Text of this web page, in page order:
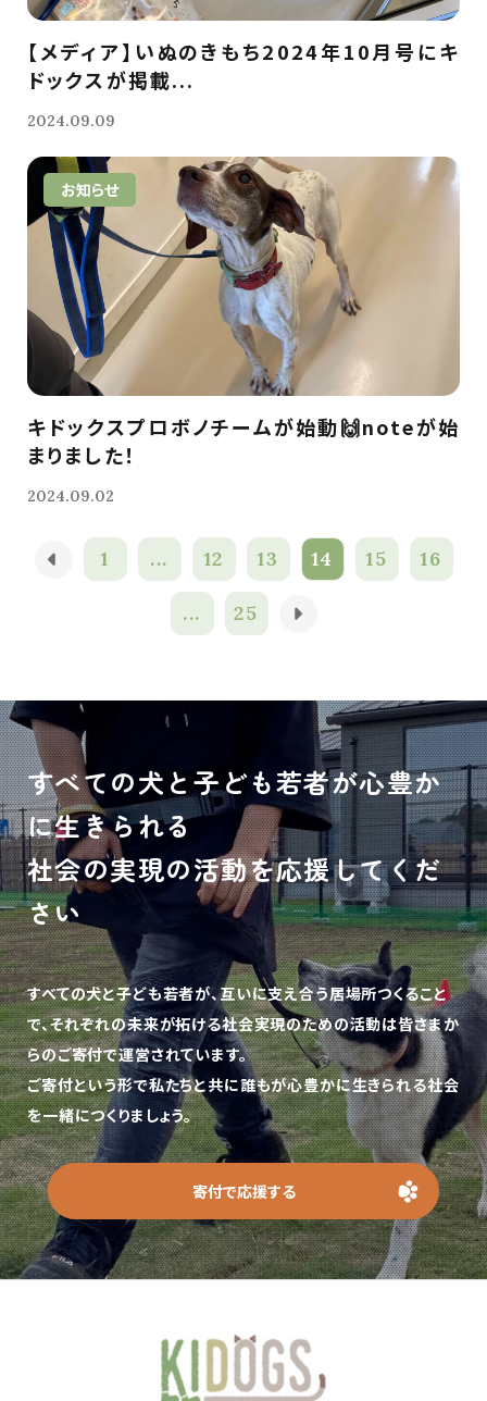
【メディア】いぬのきもち2024年10月号にキ
ドックスが掲載...
2024.09.09
お知らせ
キドックスプロボノチームが始動🙌noteが始
まりました！
2024.09.02
1 ... 12 13 14 15 16
... 25
すべての犬と子ども若者が心豊か
に生きられる
社会の実現の活動を応援してくだ
さい
すべての犬と子ども若者が、互いに支え合う居場所つくること
で、それぞれの未来が拓ける社会実現のための活動は皆さまか
らのご寄付で運営されています。
ご寄付という形で私たちと共に誰もが心豊かに生きられる社会
を一緒につくりましょう。
寄付で応援する